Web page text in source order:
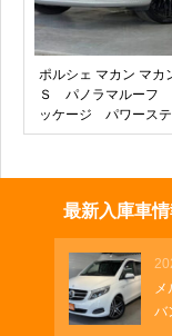
ポルシェ マカン マカ
Ｓ パノラマルーフ
ッケージ パワース
プラス シートヒー
インホイール アダ
ィブエアサスペンシ
Ｃ２．０
最新入庫車情
バ